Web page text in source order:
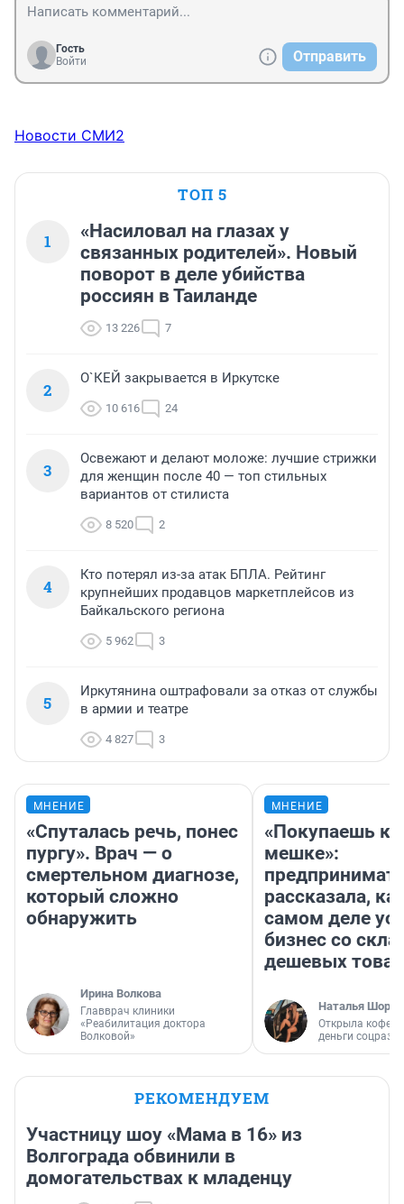
Гость
Войти
Отправить
Новости СМИ2
ТОП 5
1
«Насиловал на глазах у
связанных родителей». Новый
поворот в деле убийства
россиян в Таиланде
13 226 7
2
О`КЕЙ закрывается в Иркутске
10 616 24
3
Освежают и делают моложе: лучшие стрижки
для женщин после 40 — топ стильных
вариантов от стилиста
8 520 2
4
Кто потерял из-за атак БПЛА. Рейтинг
крупнейших продавцов маркетплейсов из
Байкальского региона
5 962 3
5
Иркутянина оштрафовали за отказ от службы
в армии и театре
4 827 3
МНЕНИЕ
«Спуталась речь, понес
пургу». Врач — о
смертельном диагнозе,
который сложно
обнаружить
Ирина Волкова
Главврач клиники
«Реабилитация доктора
Волковой»
МНЕНИЕ
«Покупаешь
мешке»:
рассказала,
самом деле
бизнес со
дешевых
Наталья
Открыла
деньги
РЕКОМЕНДУЕМ
Участницу шоу «Мама в 16» из
Волгограда обвинили в
домогательствах к младенцу